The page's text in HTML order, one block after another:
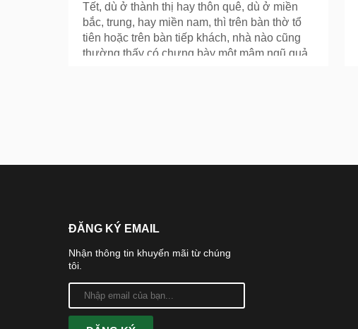
Tết, dù ở thành thị hay thôn quê, dù ở miền
bắc, trung, hay miền nam, thì trên bàn thờ tổ
tiên hoặc trên bàn tiếp khách, nhà nào cũng
thường thấy có chưng bày một mâm ngũ quả
ĐĂNG KÝ EMAIL
Nhận thông tin khuyến mãi từ chúng
tôi.